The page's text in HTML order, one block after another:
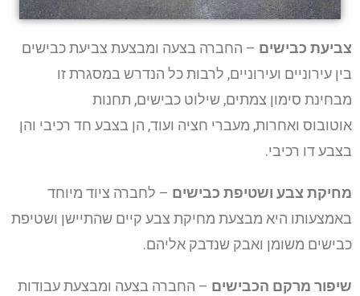
צביעת כבישים – החברה בצעה ומבצעת צביעת כבישים
בין עירוניים ועירוניים, לרבות כל הנדרש במסגרת זו
מבחינת סימון צמתים, שילוט כבישים, תחנות
אוטובוס ואחרות, מעברי חציה ועוד, הן בצבע חד רכיבי והן
בצבע דו רכיבי.
מחיקת צבע ושטיפת כבישים – לחברה ציוד מיוחד
באמצעותו היא מבצעת מחיקת צבע קיים שהתיישן ושטיפת
כבישים משומן ואבק שנדבק אליהם.
שיפור מרקם הכבישים – החברה בצעה ומבצעת עבודות